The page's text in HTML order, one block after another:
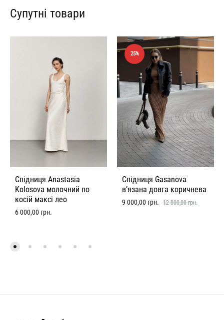
Супутні товари
Спідниця Anastasia
Kolosova молочний по
косій максі лео
6 000,00 грн.
25%
Спідниця Gasanova
в’язана довга коричнева
9 000,00 грн. 12 000,00грн.